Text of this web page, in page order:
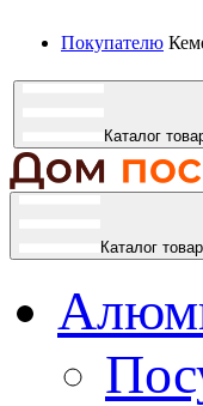
Покупателю
Каталог
Каталог